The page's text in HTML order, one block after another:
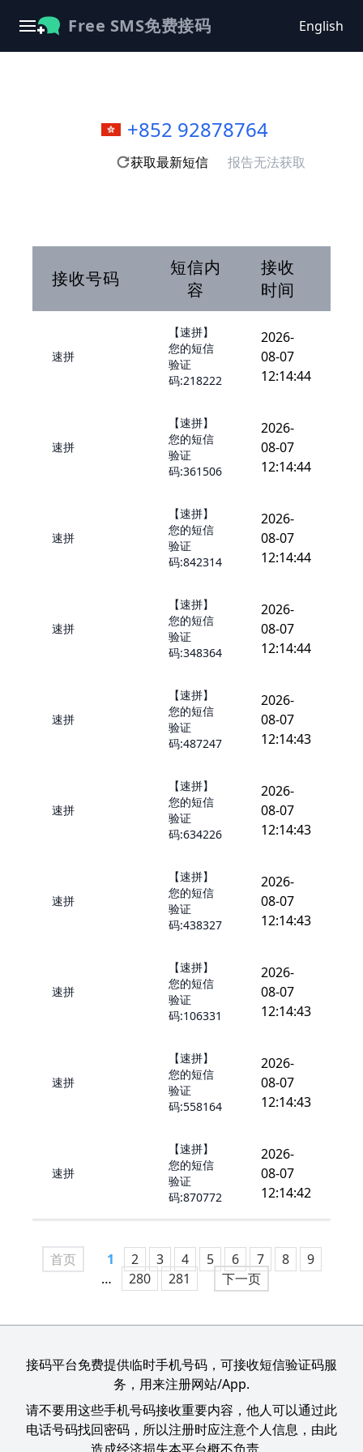
Free SMS免费接码 English
+852 92878764
获取最新短信 报告无法获取
接收号码
短信内
容
接收
时间
速拼
【速拼】
您的短信
验证
码:218222
2026-
08-07
12:14:44
速拼
【速拼】
您的短信
验证
码:361506
2026-
08-07
12:14:44
速拼
【速拼】
您的短信
验证
码:842314
2026-
08-07
12:14:44
速拼
【速拼】
您的短信
验证
码:348364
2026-
08-07
12:14:44
速拼
【速拼】
您的短信
验证
码:487247
2026-
08-07
12:14:43
速拼
【速拼】
您的短信
验证
码:634226
2026-
08-07
12:14:43
速拼
【速拼】
您的短信
验证
码:438327
2026-
08-07
12:14:43
速拼
【速拼】
您的短信
验证
码:106331
2026-
08-07
12:14:43
速拼
【速拼】
您的短信
验证
码:558164
2026-
08-07
12:14:43
速拼
【速拼】
您的短信
验证
码:870772
2026-
08-07
12:14:42
首页 1 2 3 4 5 6 7 8
9
…
280 281 下一页
接码平台免费提供临时手机号码，可接收短信验证码服
务，用来注册网站/App.
请不要用这些手机号码接收重要内容，他人可以通过此
电话号码找回密码，所以注册时应注意个人信息，由此
造成经济损失本平台概不负责。